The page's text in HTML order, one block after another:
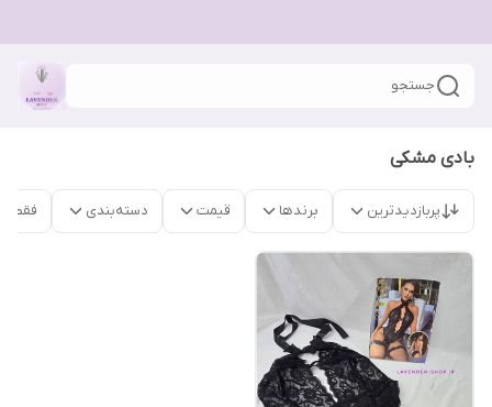
جستجو
بادی مشکی
پربازدیدترین برندها قیمت دسته‌بندی فقط